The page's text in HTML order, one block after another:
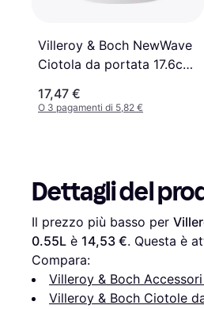
Villeroy & Boch NewWave
Ciotola da portata 17.6cm
17,47 €
O 3 pagamenti di 5,82 €
Dettagli del
Il prezzo più basso per
0.55L è 14,53 €. Questa è
Compara:
Villeroy & Boch
Villeroy & Boch Ciotole